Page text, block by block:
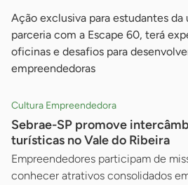
Ação exclusiva para estudantes da
parceria com a Escape 60, terá
oficinas e desafios para
empreendedoras
Cultura Empreendedora
Sebrae-SP promove
turísticas no Vale do Ribeira
Empreendedores participam de
conhecer atrativos consolidados